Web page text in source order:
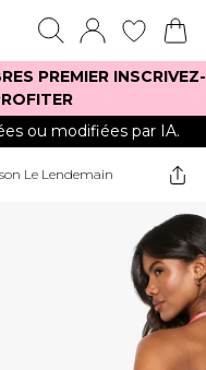
PREMIER INSCRIVEZ-
ou modifiées par IA.
Le Lendemain